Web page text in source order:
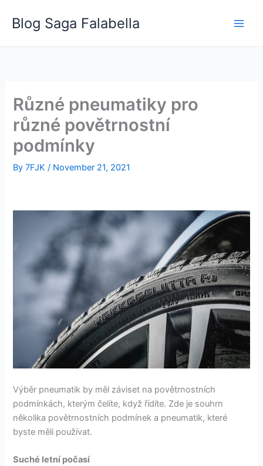
Blog Saga Falabella
Různé pneumatiky pro
různé povětrnostní
podmínky
By7FJK/ November 21, 2021
Výběr pneumatik by měl záviset na povětrnostních
podmínkách, kterým čelíte, když řídíte. Zde je souhrn
několika povětrnostních podmínek a pneumatik, které
byste měli používat.
Suché letní počasí